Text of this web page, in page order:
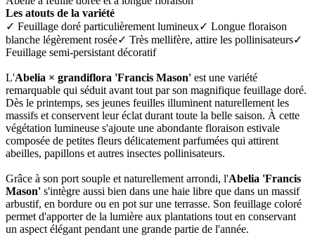
Les atouts de la variété
✓ Feuillage doré particulièrement lumineux✓ Longue floraison
blanche légèrement rosée✓ Très mellifère, attire les pollinisateurs✓
Feuillage semi-persistant décoratif
L'Abelia × grandiflora 'Francis Mason' est une variété
remarquable qui séduit avant tout par son magnifique feuillage doré.
Dès le printemps, ses jeunes feuilles illuminent naturellement les
massifs et conservent leur éclat durant toute la belle saison. À cette
végétation lumineuse s'ajoute une abondante floraison estivale
composée de petites fleurs délicatement parfumées qui attirent
abeilles, papillons et autres insectes pollinisateurs.
Grâce à son port souple et naturellement arrondi, l'Abelia 'Francis
Mason' s'intègre aussi bien dans une haie libre que dans un massif
arbustif, en bordure ou en pot sur une terrasse. Son feuillage coloré
permet d'apporter de la lumière aux plantations tout en conservant
un aspect élégant pendant une grande partie de l'année.